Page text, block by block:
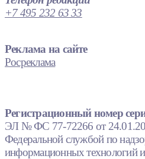
+7 495 232 63 33
Реклама на сайте
Росреклама
Регистрационный номер
ЭЛ № ФС 77-72266 от
Федеральной службой по
информационных технологий